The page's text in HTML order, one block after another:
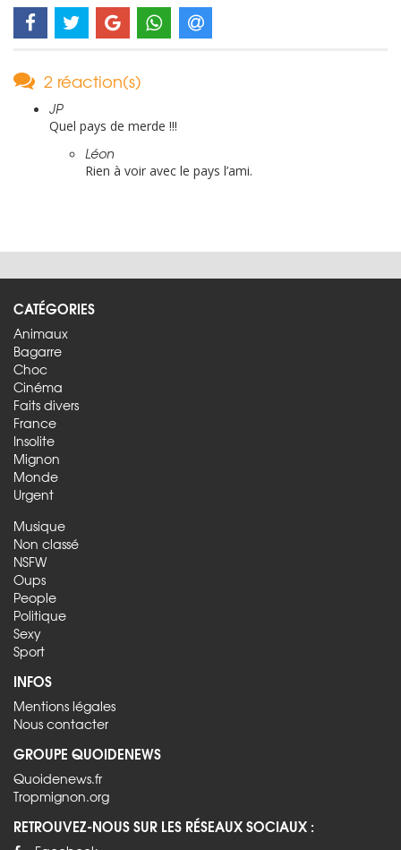
2 réaction(s)
JP
Quel pays de merde !!!
Léon
Rien à voir avec le pays l’ami.
CATÉGORIES
Animaux
Bagarre
Choc
Cinéma
Faits divers
France
Insolite
Mignon
Monde
Urgent
Musique
Non classé
NSFW
Oups
People
Politique
Sexy
Sport
INFOS
Mentions légales
Nous contacter
GROUPE QUOIDENEWS
Quoidenews.fr
Tropmignon.org
RETROUVEZ-NOUS SUR LES RÉSEAUX SOCIAUX :